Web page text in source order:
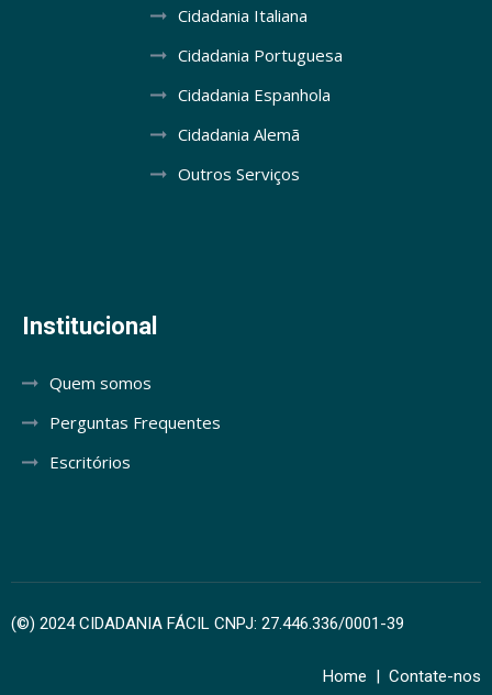
Cidadania Italiana
Cidadania Portuguesa
Cidadania Espanhola
Cidadania Alemã
Outros Serviços
Institucional
Quem somos
Perguntas Frequentes
Escritórios
(©) 2024 CIDADANIA FÁCIL CNPJ: 27.446.336/0001-39
Home | Contate-nos